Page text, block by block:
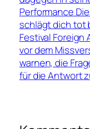
Performance
schlägt dich tot
Festival Foreign
vor dem
warnen, die
für die Antwort